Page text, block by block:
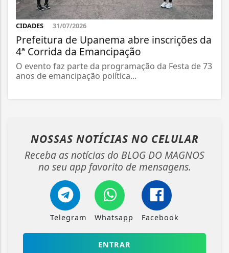
CIDADES 31/07/2026
Prefeitura de Upanema abre inscrições da
4ª Corrida da Emancipação
O evento faz parte da programação da Festa de 73
anos de emancipação política...
NOSSAS NOTÍCIAS NO CELULAR
Receba as notícias do BLOG DO MAGNOS
no seu app favorito de mensagens.
Telegram Whatsapp Facebook
ENTRAR